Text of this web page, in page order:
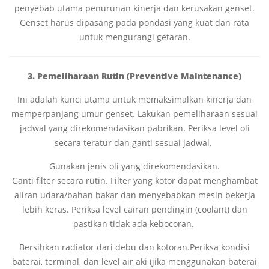
penyebab utama penurunan kinerja dan kerusakan genset.
Genset harus dipasang pada pondasi yang kuat dan rata
untuk mengurangi getaran.
3. Pemeliharaan Rutin (Preventive Maintenance)
Ini adalah kunci utama untuk memaksimalkan kinerja dan
memperpanjang umur genset. Lakukan pemeliharaan sesuai
jadwal yang direkomendasikan pabrikan. Periksa level oli
secara teratur dan ganti sesuai jadwal.
Gunakan jenis oli yang direkomendasikan.
Ganti filter secara rutin. Filter yang kotor dapat menghambat
aliran udara/bahan bakar dan menyebabkan mesin bekerja
lebih keras. Periksa level cairan pendingin (coolant) dan
pastikan tidak ada kebocoran.
Bersihkan radiator dari debu dan kotoran.Periksa kondisi
baterai, terminal, dan level air aki (jika menggunakan baterai